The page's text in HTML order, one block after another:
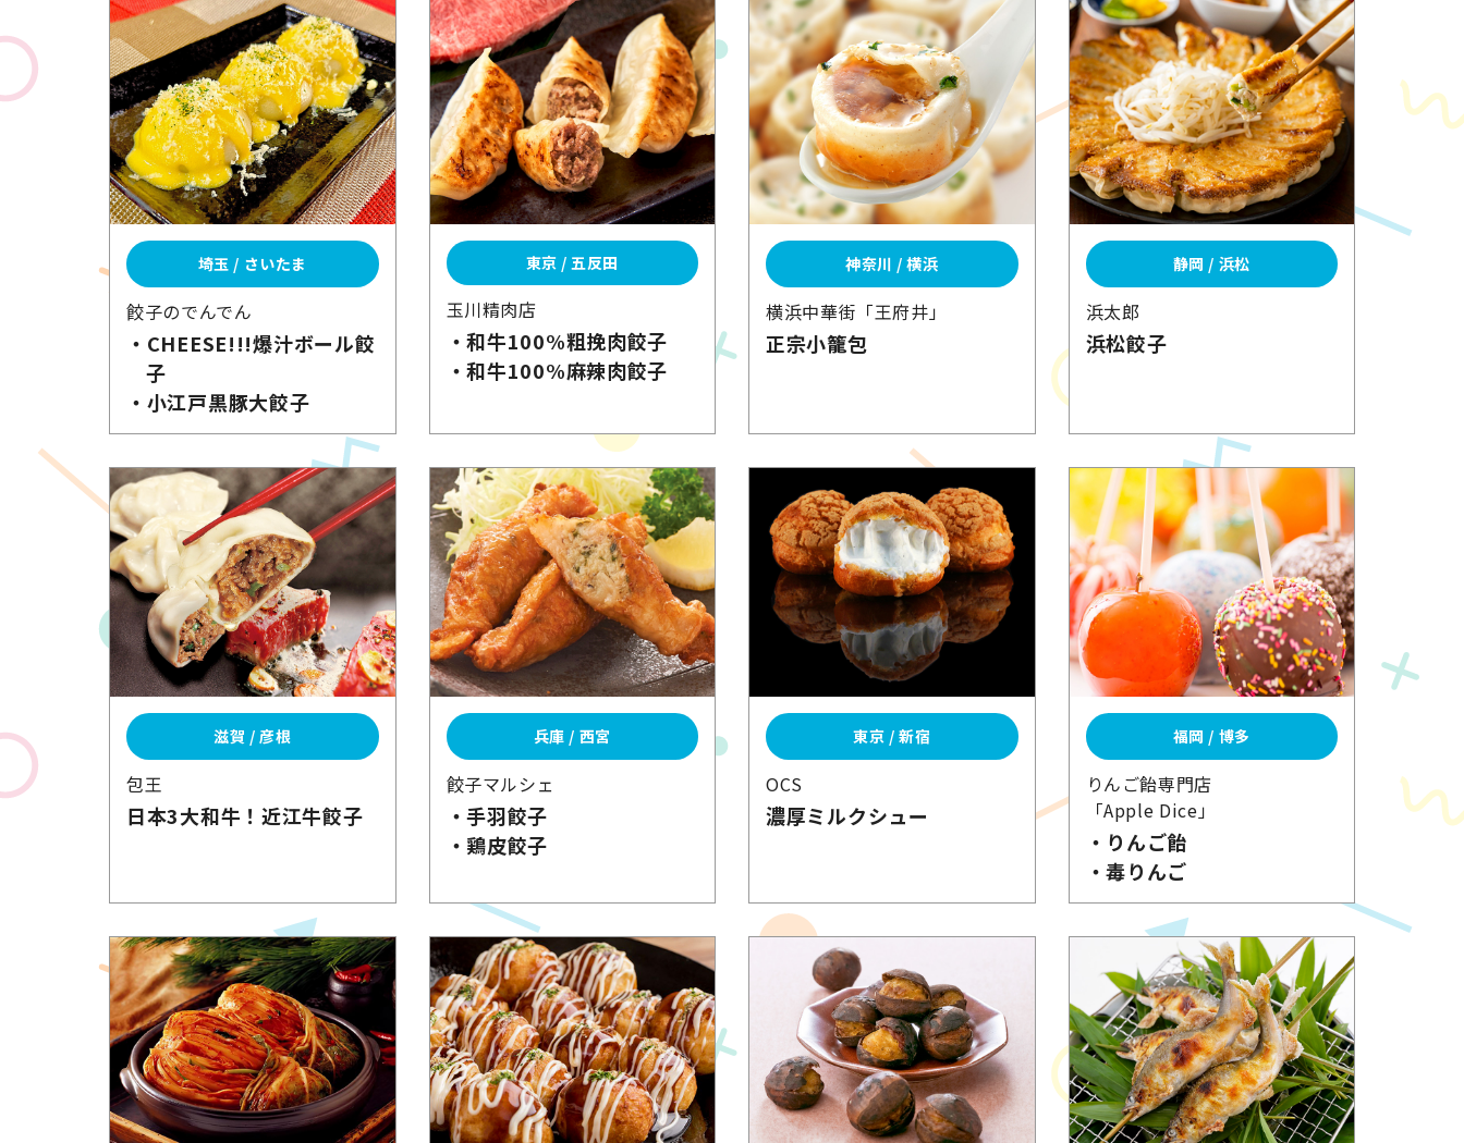
埼玉 / さいたま
餃子のでんでん
・CHEESE!!!爆汁ボール餃
子
・小江戸黒豚大餃子
東京 / 五反田
玉川精肉店
・和牛100%粗挽肉餃子
・和牛100%麻辣肉餃子
神奈川 / 横浜
横浜中華街 「王府井」
正宗小籠包
静岡 / 浜松
浜太郎
浜松餃子
滋賀 / 彦根
包王
日本3大和牛！近江牛餃子
兵庫 / 西宮
餃子マルシェ
・手羽餃子
・鶏皮餃子
東京 / 新宿
OCS
濃厚ミルクシュー
福岡 / 博多
りんご飴専門店
「Apple Dice」
・りんご飴
・毒りんご